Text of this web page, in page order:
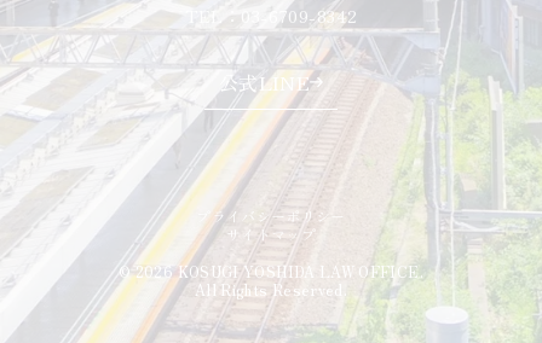
TEL：03-6709-8342
公式LINE
© 2026 KOSUGI YOSHIDA LAW OFFICE.
All Rights Reserved.
プライバシーポリシー
サイトマップ